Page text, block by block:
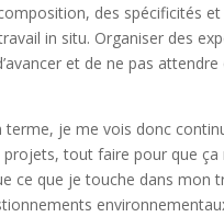
des spécificités et
in situ. Organiser des
et de ne pas attendre
terme, je me vois donc
tout faire pour que ça
ce que je touche dans mon